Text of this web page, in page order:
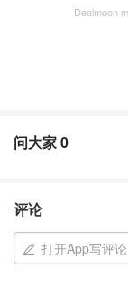
Dealmoon
问大家0
评论
打开App写评论